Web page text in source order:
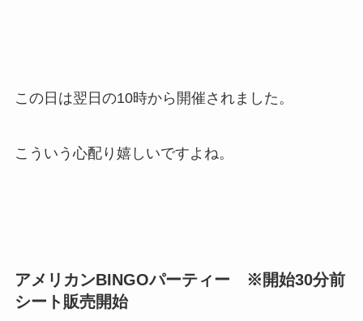
この日は翌日の10時から開催されました。
こういう心配り嬉しいですよね。
アメリカンBINGOパーティー ※開始30分前
シート販売開始